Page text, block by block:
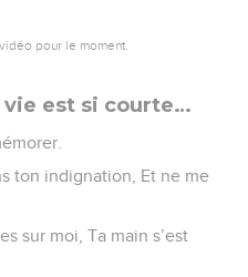
pour le moment.
vie est si courte…
ton indignation, Et ne me
sur moi, Ta main s’est